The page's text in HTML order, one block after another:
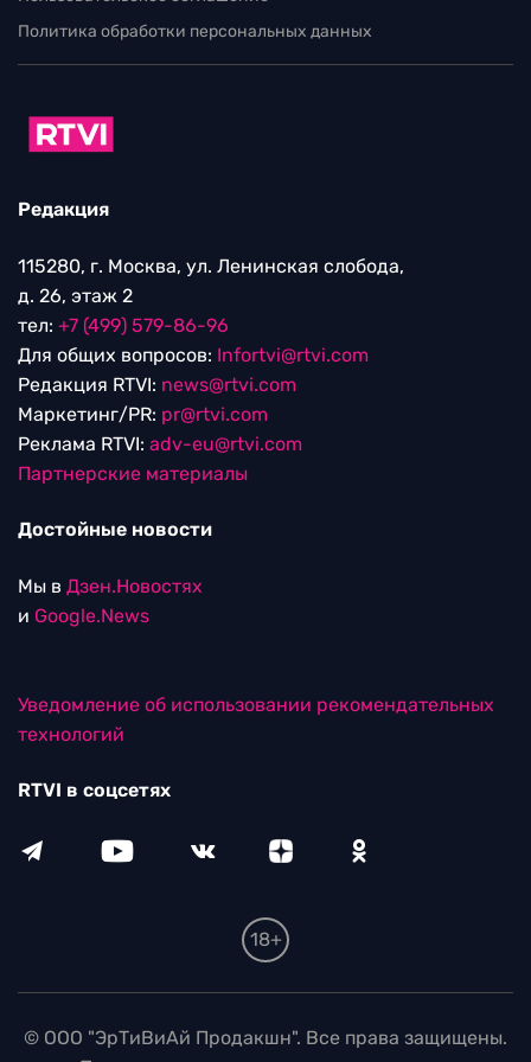
Политика обработки персональных данных
Редакция
115280, г. Москва, ул. Ленинская слобода,
д. 26, этаж 2
тел: +7 (499) 579-86-96
Для общих вопросов: Infortvi@rtvi.com
Редакция RTVI: news@rtvi.com
Маркетинг/PR: pr@rtvi.com
Реклама RTVI: adv-eu@rtvi.com
Партнерские материалы
Достойные новости
Мы в Дзен.Новостях
и Google.News
Уведомление об использовании рекомендательных
технологий
RTVI в соцсетях
18+
© ООО "ЭрТиВиАй Продакшн". Все права защищены.